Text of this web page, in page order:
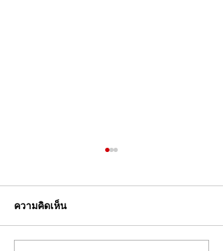
ความคิดเห็น